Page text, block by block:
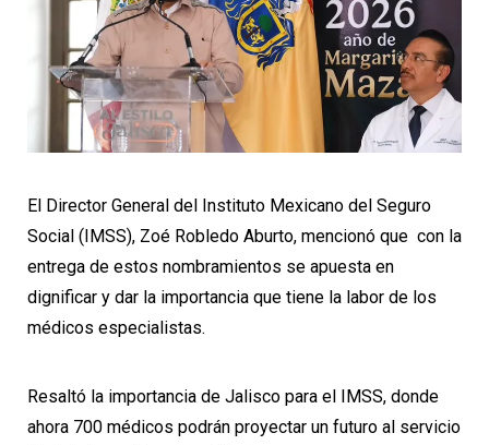
El Director General del Instituto Mexicano del Seguro
Social (IMSS), Zoé Robledo Aburto, mencionó que con la
entrega de estos nombramientos se apuesta en
dignificar y dar la importancia que tiene la labor de los
médicos especialistas.
Resaltó la importancia de Jalisco para el IMSS, donde
ahora 700 médicos podrán proyectar un futuro al servicio